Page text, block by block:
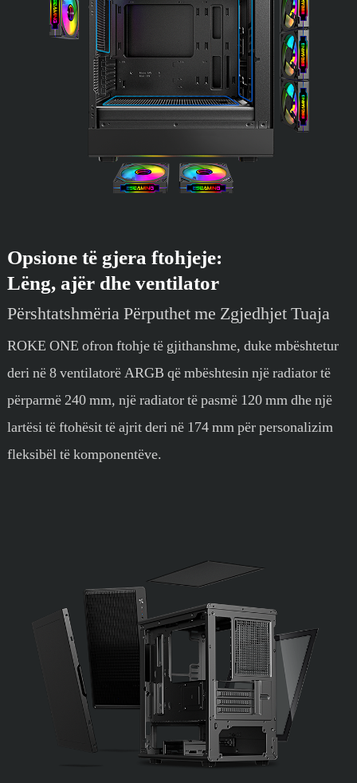
Opsione të gjera ftohjeje:
Lëng, ajër dhe ventilator
Përshtatshmëria Përputhet me Zgjedhjet Tuaja
ROKE ONE ofron ftohje të gjithanshme, duke mbështetur
deri në 8 ventilatorë ARGB që mbështesin një radiator të
përparmë 240 mm, një radiator të pasmë 120 mm dhe një
lartësi të ftohësit të ajrit deri në 174 mm për personalizim
fleksibël të komponentëve.